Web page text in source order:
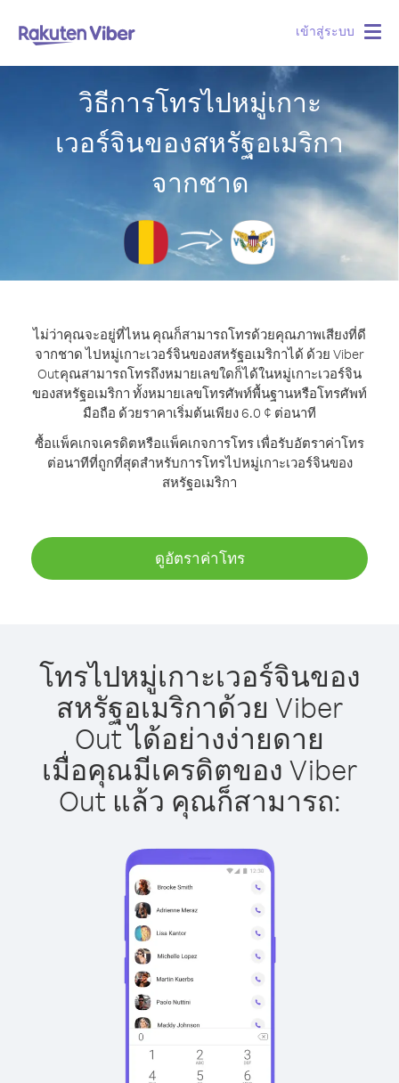
เข้าสู่ระบบ
วิธีการโทรไปหมู่เกาะ
เวอร์จินของสหรัฐอเมริกา
จากชาด
ไม่ว่าคุณจะอยู่ที่ไหน คุณก็สามารถโทรด้วยคุณภาพเสียงที่ดี
จากชาด ไปหมู่เกาะเวอร์จินของสหรัฐอเมริกาได้ ด้วย Viber
Outคุณสามารถโทรถึงหมายเลขใดก็ได้ในหมู่เกาะเวอร์จิน
ของสหรัฐอเมริกา ทั้งหมายเลขโทรศัพท์พื้นฐานหรือโทรศัพท์
มือถือ ด้วยราคาเริ่มต้นเพียง 6.0 ¢ ต่อนาที
ซื้อแพ็คเกจเครดิตหรือแพ็คเกจการโทร เพื่อรับอัตราค่าโทร
ต่อนาทีที่ถูกที่สุดสำหรับการโทรไปหมู่เกาะเวอร์จินของ
สหรัฐอเมริกา
ดูอัตราค่าโทร
โทรไปหมู่เกาะเวอร์จินของ
สหรัฐอเมริกาด้วย Viber
Out ได้อย่างง่ายดาย
เมื่อคุณมีเครดิตของ Viber
Out แล้ว คุณก็สามารถ: